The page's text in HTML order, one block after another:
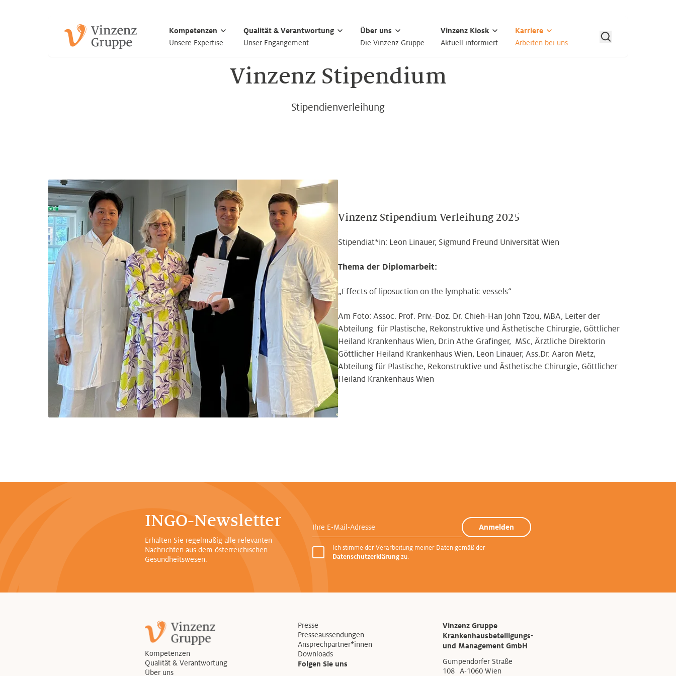
Kompetenzen
Unsere Expertise
Qualität & Verantwortung
Unser Engangement
Über uns
Die Vinzenz Gruppe
Vinzenz Kiosk
Aktuell informiert
Karriere
Arbeiten bei uns
Vinzenz Stipendium
Stipendienverleihung
Vinzenz Stipendium Verleihung 2025
Stipendiat*in: Leon Linauer, Sigmund Freund Universität Wien
Thema der Diplomarbeit:
„Effects of liposuction on the lymphatic vessels“
Am Foto: Assoc. Prof. Priv.-Doz. Dr. Chieh-Han John Tzou, MBA, Leiter der
Abteilung für Plastische, Rekonstruktive und Ästhetische Chirurgie, Göttlicher
Heiland Krankenhaus Wien, Dr.in Athe Grafinger, MSc, Ärztliche Direktorin
Göttlicher Heiland Krankenhaus Wien, Leon Linauer, Ass.Dr. Aaron Metz,
Abteilung für Plastische, Rekonstruktive und Ästhetische Chirurgie, Göttlicher
Heiland Krankenhaus Wien
INGO-Newsletter
Erhalten Sie regelmäßig alle relevanten
Nachrichten aus dem österreichischen
Gesundheitswesen.
Ihre E-Mail-Adresse
Anmelden
Ich stimme der Verarbeitung meiner Daten gemäß der
Datenschutzerklärung zu.
Kompetenzen
Qualität & Verantwortung
Über uns
Presse
Presseaussendungen
Ansprechpartner*innen
Downloads
Folgen Sie uns
Vinzenz Gruppe
Krankenhausbeteiligungs-
und Management GmbH
Gumpendorfer Straße
108 A-1060 Wien